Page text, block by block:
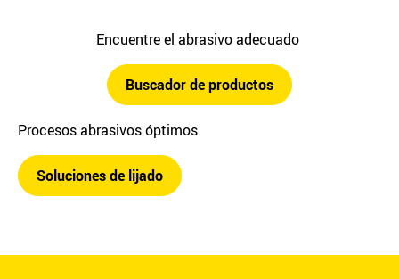
Encuentre el abrasivo adecuado
Buscador de productos
Procesos abrasivos óptimos
Soluciones de lijado